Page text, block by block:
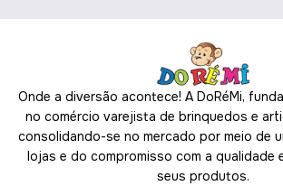
Onde a diversão acontece! A DoRéMi,
no comércio varejista de brinquedos e
consolidando-se no mercado por meio de
lojas e do compromisso com a qualidade
seus produtos.